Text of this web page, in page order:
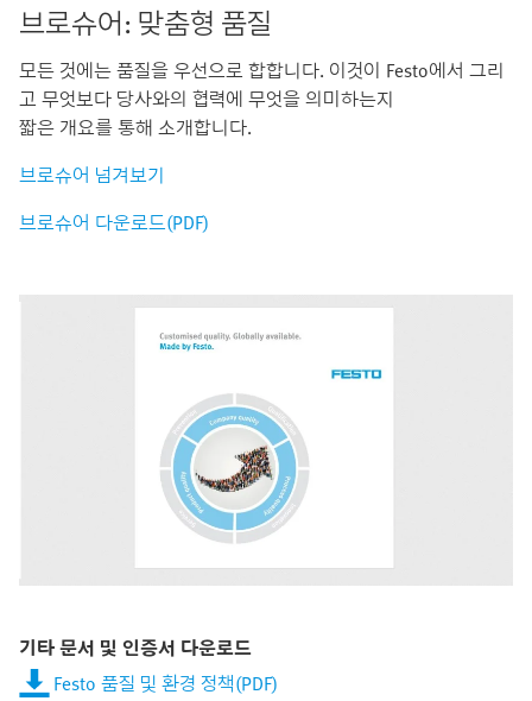
브로슈어: 맞춤형 품질
모든 것에는 품질을 우선으로 합합니다. 이것이 Festo에서 그리
고 무엇보다 당사와의 협력에 무엇을 의미하는지
짧은 개요를 통해 소개합니다.
브로슈어 넘겨보기
브로슈어 다운로드(PDF)
기타 문서 및 인증서 다운로드
Festo 품질 및 환경 정책(PDF)